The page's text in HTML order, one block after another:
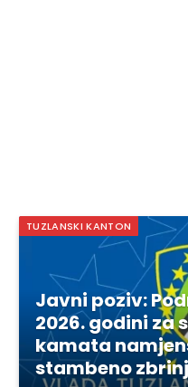
TUZLANSKI KANTON
Javni poziv:
2026. godini za
kamata
stambeno